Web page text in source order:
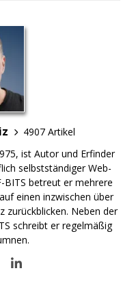
4907 Artikel
ist Autor und Erfinder
selbstständiger Web-
BITS betreut er mehrere
einen inzwischen über
zurückblicken. Neben der
schreibt er regelmäßig